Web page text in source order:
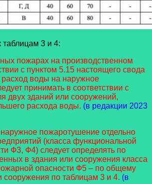
таблицам 3 и 4:
пожарах на производственном
с пунктом 5.15 настоящего свода
воды на наружное
принимать в соответствии с
двух зданий или сооружений,
расхода воды. (в редакции 2023
пожаротушение отдельно
(класса функциональной
Ф3, Ф4) следует определять по
в здания или сооружения класса
опасности Ф5 – по общему
сооружения по таблицам 3 и 4. (в